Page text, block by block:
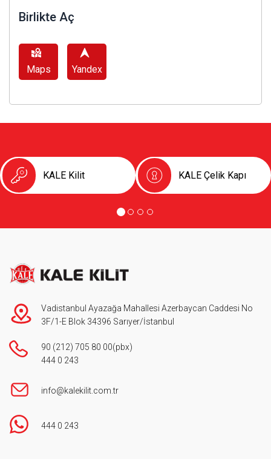
Birlikte Aç
Maps Yandex
KALE Kilit KALE Çelik Kapı
Vadistanbul Ayazağa Mahallesi Azerbaycan Caddesi No
3F/1-E Blok 34396 Sarıyer/İstanbul
90 (212) 705 80 00(pbx)
444 0 243
info@kalekilit.com.tr
444 0 243